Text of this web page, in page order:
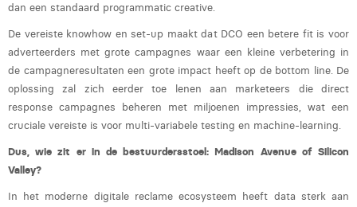
dan een standaard programmatic creative.
De vereiste knowhow en set-up maakt dat DCO een betere fit is voor
adverteerders met grote campagnes waar een kleine verbetering in
de campagneresultaten een grote impact heeft op de bottom line. De
oplossing zal zich eerder toe lenen aan marketeers die direct
response campagnes beheren met miljoenen impressies, wat een
cruciale vereiste is voor multi-variabele testing en machine-learning.
Dus, wie zit er in de bestuurdersstoel: Madison Avenue of Silicon
Valley?
In het moderne digitale reclame ecosysteem heeft data sterk aan